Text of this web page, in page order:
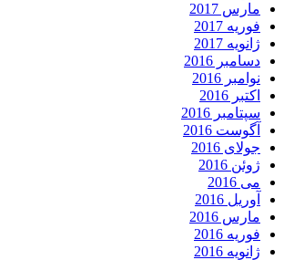
مارس 2017
فوریه 2017
ژانویه 2017
دسامبر 2016
نوامبر 2016
اکتبر 2016
سپتامبر 2016
آگوست 2016
جولای 2016
ژوئن 2016
می 2016
آوریل 2016
مارس 2016
فوریه 2016
ژانویه 2016